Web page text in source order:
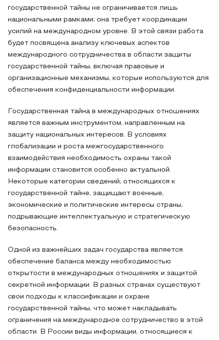
государственной тайны не ограничивается лишь
национальными рамками; она требует координации
усилий на международном уровне. В этой связи работа
будет посвящена анализу ключевых аспектов
международного сотрудничества в области защиты
государственной тайны, включая правовые и
организационные механизмы, которые используются для
обеспечения конфиденциальности информации.
Государственная тайна в международных отношениях
является важным инструментом, направленным на
защиту национальных интересов. В условиях
глобализации и роста межгосударственного
взаимодействия необходимость охраны такой
информации становится особенно актуальной.
Некоторые категории сведений, относящихся к
государственной тайне, защищают военные,
экономические и политические интересы страны,
подрывающие интеллектуальную и стратегическую
безопасность.
Одной из важнейших задач государства является
обеспечение баланса между необходимостью
открытости в международных отношениях и защитой
секретной информации. В разных странах существуют
свои подходы к классификации и охране
государственной тайны, что может накладывать
ограничения на международное сотрудничество в этой
области. В России виды информации, относящиеся к